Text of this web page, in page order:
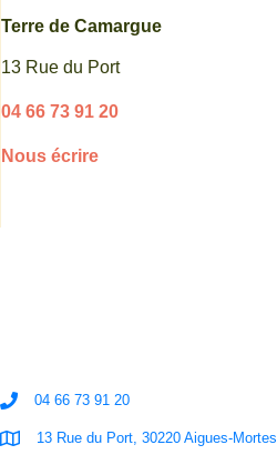
Terre de Camargue
13 Rue du Port
04 66 73 91 20
Nous écrire
04 66 73 91 20
13 Rue du Port, 30220 Aigues-Mortes